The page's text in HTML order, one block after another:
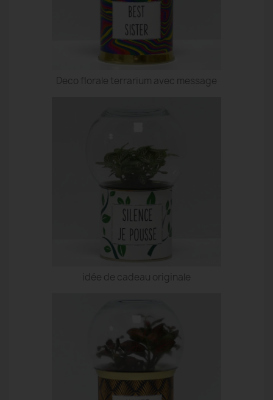
Deco florale terrarium avec message
idée de cadeau originale